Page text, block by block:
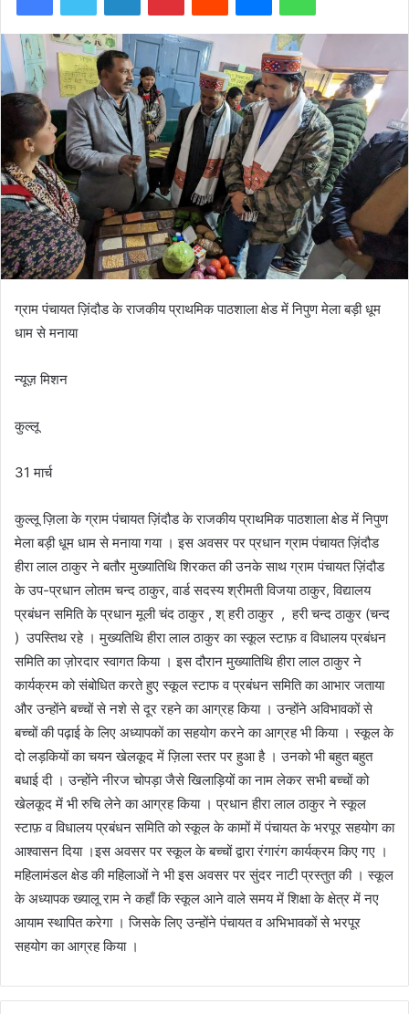
ग्राम पंचायत ज़िंदौड के राजकीय प्राथमिक पाठशाला क्षेड में निपुण मेला बड़ी धूम
धाम से मनाया
न्यूज़ मिशन
कुल्लू
31 मार्च
कुल्लू ज़िला के ग्राम पंचायत ज़िंदौड के राजकीय प्राथमिक पाठशाला क्षेड में निपुण
मेला बड़ी धूम धाम से मनाया गया । इस अवसर पर प्रधान ग्राम पंचायत ज़िंदौड
हीरा लाल ठाकुर ने बतौर मुख्यातिथि शिरकत की उनके साथ ग्राम पंचायत ज़िंदौड
के उप-प्रधान लोतम चन्द ठाकुर, वार्ड सदस्य श्रीमती विजया ठाकुर, विद्यालय
प्रबंधन समिति के प्रधान मूली चंद ठाकुर , श् हरी ठाकुर , हरी चन्द ठाकुर (चन्द
) उपस्तिथ रहे । मुख्यतिथि हीरा लाल ठाकुर का स्कूल स्टाफ़ व विधालय प्रबंधन
समिति का ज़ोरदार स्वागत किया । इस दौरान मुख्यातिथि हीरा लाल ठाकुर ने
कार्यक्रम को संबोधित करते हुए स्कूल स्टाफ व प्रबंधन समिति का आभार जताया
और उन्होंने बच्चों से नशे से दूर रहने का आग्रह किया । उन्होंने अविभावकों से
बच्चों की पढ़ाई के लिए अध्यापकों का सहयोग करने का आग्रह भी किया । स्कूल के
दो लड़कियों का चयन खेलकूद में ज़िला स्तर पर हुआ है । उनको भी बहुत बहुत
बधाई दी । उन्होंने नीरज चोपड़ा जैसे खिलाड़ियों का नाम लेकर सभी बच्चों को
खेलकूद में भी रुचि लेने का आग्रह किया । प्रधान हीरा लाल ठाकुर ने स्कूल
स्टाफ़ व विधालय प्रबंधन समिति को स्कूल के कामों में पंचायत के भरपूर सहयोग का
आश्वासन दिया ।इस अवसर पर स्कूल के बच्चों द्वारा रंगारंग कार्यक्रम किए गए ।
महिलामंडल क्षेड की महिलाओं ने भी इस अवसर पर सुंदर नाटी प्रस्तुत की । स्कूल
के अध्यापक ख्यालू राम ने कहाँ कि स्कूल आने वाले समय में शिक्षा के क्षेत्र में नए
आयाम स्थापित करेगा । जिसके लिए उन्होंने पंचायत व अभिभावकों से भरपूर
सहयोग का आग्रह किया ।